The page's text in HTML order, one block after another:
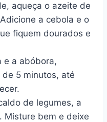
aqueça o azeite de
a cebola e o
fiquem dourados e
e a abóbora,
5 minutos, até
de legumes, a
Misture bem e deixe